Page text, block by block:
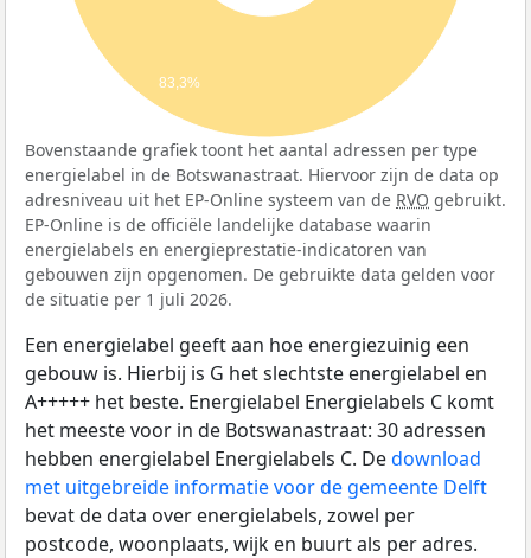
83,3%
Bovenstaande grafiek toont het aantal adressen per type
energielabel in de Botswanastraat. Hiervoor zijn de data op
adresniveau uit het EP-Online systeem van de RVO gebruikt.
EP-Online is de officiële landelijke database waarin
energielabels en energieprestatie-indicatoren van
gebouwen zijn opgenomen. De gebruikte data gelden voor
de situatie per 1 juli 2026.
Een energielabel geeft aan hoe energiezuinig een
gebouw is. Hierbij is G het slechtste energielabel en
A+++++ het beste. Energielabel Energielabels C komt
het meeste voor in de Botswanastraat: 30 adressen
hebben energielabel Energielabels C. Dedownload
met uitgebreide informatie voor de gemeente Delft
bevat de data over energielabels, zowel per
postcode, woonplaats, wijk en buurt als per adres.